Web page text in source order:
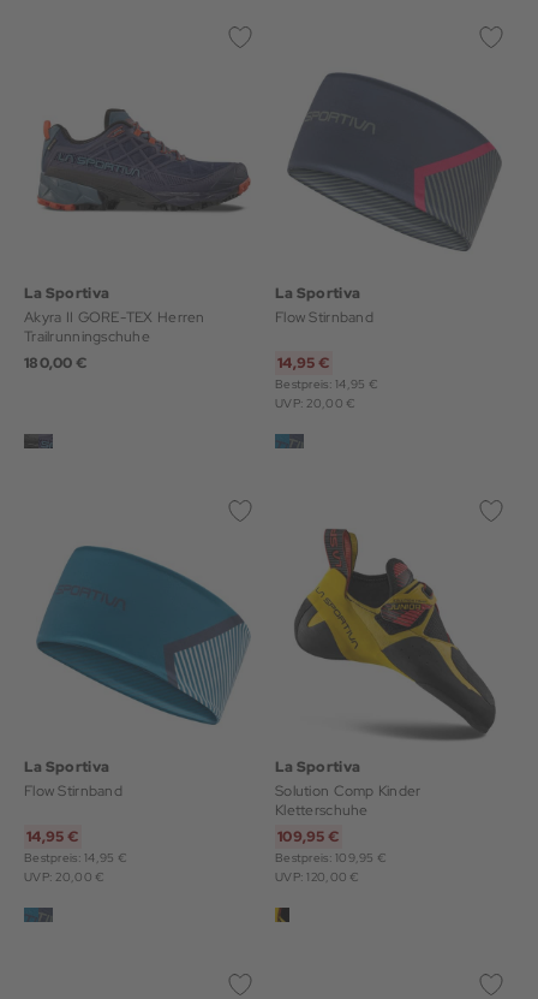
La Sportiva
Akyra II GORE-TEX Herren
Trailrunningschuhe
180,00 €
La Sportiva
Flow Stirnband
14,95 €
Bestpreis: 14,95 €
UVP: 20,00 €
La Sportiva
Flow Stirnband
14,95 €
Bestpreis: 14,95 €
UVP: 20,00 €
La Sportiva
Solution Comp Kinder
Kletterschuhe
109,95 €
Bestpreis: 109,95 €
UVP: 120,00 €